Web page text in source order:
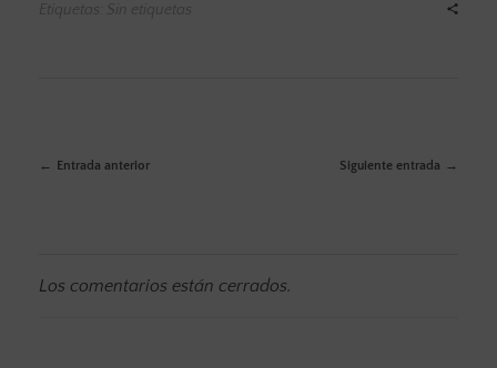
Etiquetas: Sin etiquetas
Entrada anterior Siguiente entrada
Los comentarios están cerrados.